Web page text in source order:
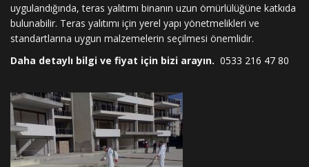
uygulandığında, teras yalıtımı binanın uzun ömürlülüğüne katkıda
bulunabilir. Teras yalıtımı için yerel yapı yönetmelikleri ve
standartlarına uygun malzemelerin seçilmesi önemlidir.
Daha detaylı bilgi ve fiyat için bizi arayın. 0533 216 47 80